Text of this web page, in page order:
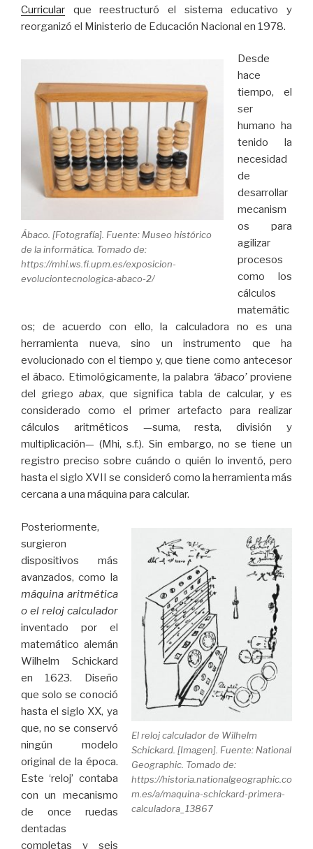
Curricular que reestructuró el sistema educativo y
reorganizó el Ministerio de Educación Nacional en 1978.
Ábaco. [Fotografía]. Fuente: Museo histórico
de la informática. Tomado de:
https://mhi.ws.fi.upm.es/exposicion-
evoluciontecnologica-abaco-2/
Desde
hace
tiempo, el
ser
humano ha
tenido la
necesidad
de
desarrollar
mecanism
os para
agilizar
procesos
como los
cálculos
matemátic
os; de acuerdo con ello, la calculadora no es una
herramienta nueva, sino un instrumento que ha
evolucionado con el tiempo y, que tiene como antecesor
el ábaco. Etimológicamente, la palabra ‘ábaco’proviene
del griego abax, que significa tabla de calcular, y es
considerado como el primer artefacto para realizar
cálculos aritméticos —suma, resta, división y
multiplicación— (Mhi, s.f.). Sin embargo, no se tiene un
registro preciso sobre cuándo o quién lo inventó, pero
hasta el siglo XVII se consideró como la herramienta más
cercana a una máquina para calcular.
El reloj calculador de Wilhelm
Schickard. [Imagen]. Fuente: National
Geographic. Tomado de:
https://historia.nationalgeographic.co
m.es/a/maquina-schickard-primera-
calculadora_13867
Posteriormente,
surgieron
dispositivos más
avanzados, como la
máquina aritmética
o el reloj calculador
inventado por el
matemático alemán
Wilhelm Schickard
en 1623. Diseño
que solo se conoció
hasta el siglo XX, ya
que, no se conservó
ningún modelo
original de la época.
Este ‘reloj’ contaba
con un mecanismo
de once ruedas
dentadas
completas y seis